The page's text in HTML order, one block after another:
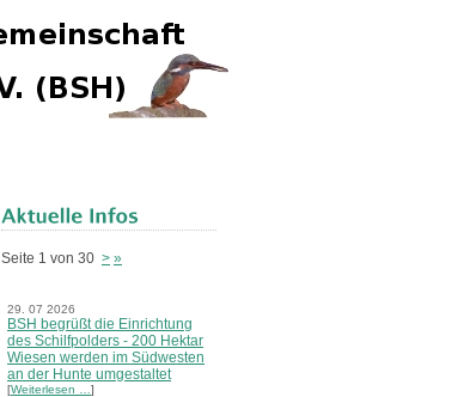
Seite 1 von 30 > »
29. 07 2026
BSH begrüßt die Einrichtung
des Schilfpolders - 200 Hektar
Wiesen werden im Südwesten
an der Hunte umgestaltet
[Weiterlesen … ]